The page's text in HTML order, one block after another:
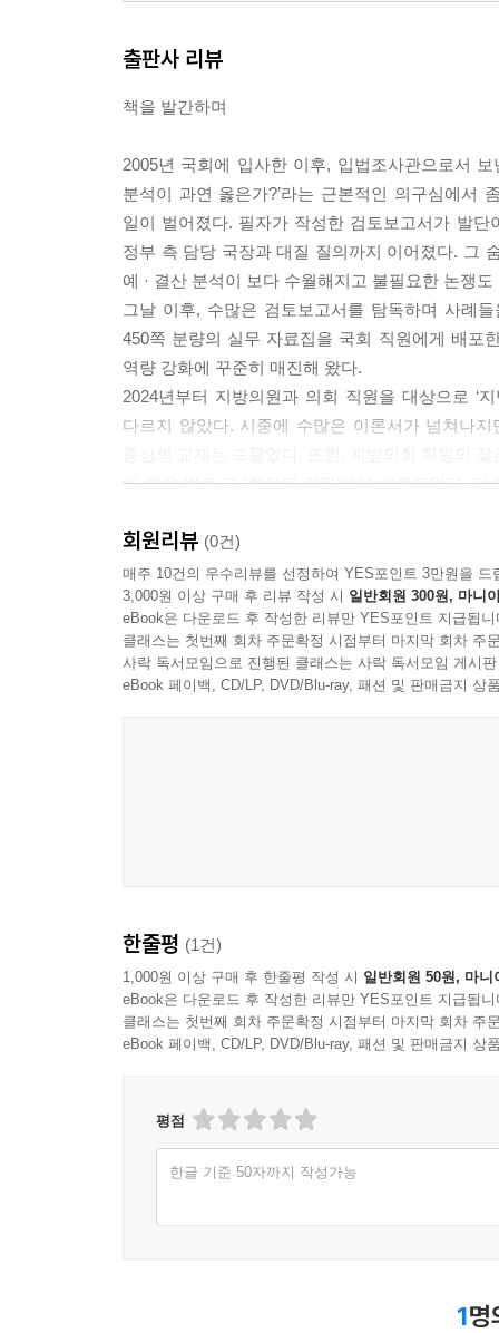
출판사 리뷰
책을 발간하며
2005년 국회에 입사한 이후, 입법조사관으로서
분석이 과연 옳은가?’라는 근본적인 의구심에서
일이 벌어졌다. 필자가 작성한 검토보고서가 발
정부 측 담당 국장과 대질 질의까지 이어졌다. 그
예 · 결산 분석이 보다 수월해지고 불필요한 논쟁
그날 이후, 수많은 검토보고서를 탐독하며 사례
450쪽 분량의 실무 자료집을 국회 직원에게 배포
역량 강화에 꾸준히 매진해 왔다.
2024년부터 지방의원과 의회 직원을 대상으로 ‘
다르지 않았다. 시중에 수많은 이론서가 넘쳐나
이 책은 바로 그 ‘현장의 결핍’에서 비롯되었다.
필요한 제도들을 지방자치단체의 실제 사례 및 통
특히 방대한 숫자의 장벽인 ‘예산안과 결산서 읽
신규 공직자들이 예 · 결산서 읽는 방법을 몰
지방자치단체가 제출한 서류를 활용해 세입 · 세
아울러 지방의회가 예산안 및 결산서를 심사할 때
등을 면밀히 분석하여 실무에서 중점적으로 살
관련 사항을 면밀히 살펴보았다.
제6부(주요 재정 관련 제도)에서는 예산과정
정리하였다. 제7부(예산안 편성 전 사전 절차)에
활용 가능한 점검사항을 제시하였다. 제8부(예산
의회의 검토 경험을 간접적으로 체득할 수 있도록
이 책이 세상에 나오기까지 긴 집필의 여정을 묵
반납한 고단한 집필 과정에서 가족들의 이해와
회원리뷰 (0건)
매주 10건의 우수리뷰를 선정하여 YES포인트 3만원을 드
3,000원 이상 구매 후 리뷰 작성 시 일반회원 300원, 마니
eBook은 다운로드 후 작성한 리뷰만 YES포인트 지급됩니
클래스는 첫번째 회차 주문확정 시점부터 마지막 회차 주
사락 독서모임으로 진행된 클래스는 사락 독서모임 게시
eBook 페이백, CD/LP, DVD/Blu-ray, 패션 및 판매금지 상
한줄평 (1건)
1,000원 이상 구매 후 한줄평 작성 시 일반회원 50원, 마니
eBook은 다운로드 후 작성한 리뷰만 YES포인트 지급됩니
클래스는 첫번째 회차 주문확정 시점부터 마지막 회차 주
eBook 페이백, CD/LP, DVD/Blu-ray, 패션 및 판매금지 상
평점
한글 기준 50자까지 작성가능
1명